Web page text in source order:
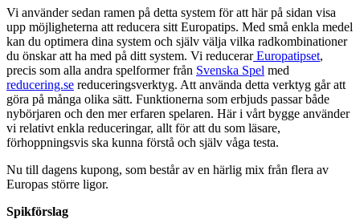
Vi använder sedan ramen på detta system för att här på sidan visa
upp möjligheterna att reducera sitt Europatips. Med små enkla medel
kan du optimera dina system och själv välja vilka radkombinationer
du önskar att ha med på ditt system. Vi reducerarEuropatipset,
precis som alla andra spelformer från Svenska Spel med
reducering.se reduceringsverktyg. Att använda detta verktyg går att
göra på många olika sätt. Funktionerna som erbjuds passar både
nybörjaren och den mer erfaren spelaren. Här i vårt bygge använder
vi relativt enkla reduceringar, allt för att du som läsare,
förhoppningsvis ska kunna förstå och själv våga testa.
Nu till dagens kupong, som består av en härlig mix från flera av
Europas större ligor.
Spikförslag